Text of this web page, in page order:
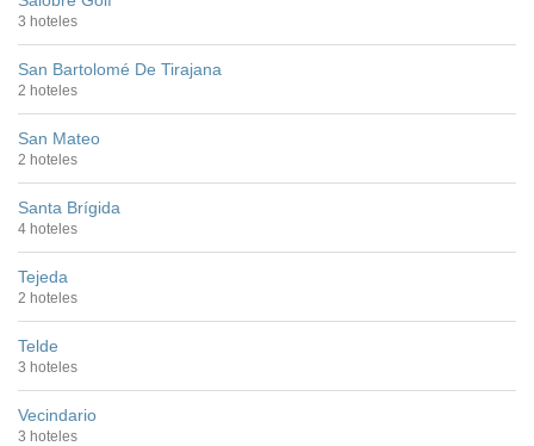
3 hoteles
San Bartolomé De Tirajana
2 hoteles
San Mateo
2 hoteles
Santa Brígida
4 hoteles
Tejeda
2 hoteles
Telde
3 hoteles
Vecindario
3 hoteles